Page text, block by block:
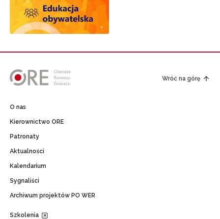
Wróć na górę
O nas
Kierownictwo ORE
Patronaty
Aktualności
Kalendarium
Sygnaliści
Archiwum projektów PO WER
Szkolenia